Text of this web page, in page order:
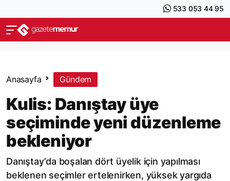
533 053 44 95
Anasayfa Gündem
Kulis: Danıştay üye
seçiminde yeni düzenleme
bekleniyor
Danıştay’da boşalan dört üyelik için yapılması
beklenen seçimler ertelenirken, yüksek yargıda